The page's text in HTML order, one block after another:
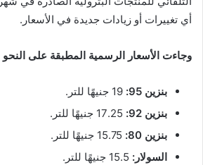
أي تغييرات أو زيادات جديدة في الأسعار.
وجاءت الأسعار الرسمية المطبقة على النحو
بنزين 95:
بنزين 92:
بنزين 80:
السولار: